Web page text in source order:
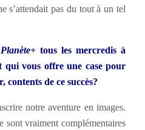
s’attendait pas du tout à un tel
Planète+tous les mercredis à
vous offre une case pour
contents de ce succès?
notre aventure en images.
sont vraiment complémentaires